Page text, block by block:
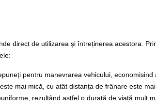
direct de utilizarea și întreținerea acestora.
pentru manevrarea vehicului,
mai mică, cu atât distanța de frânare este
rezultând astfel o durată de viață mult